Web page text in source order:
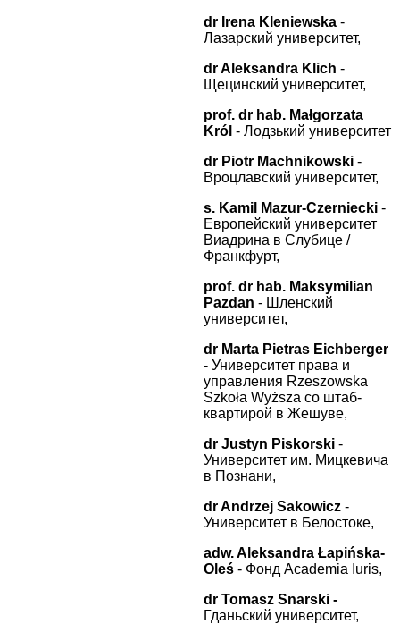
dr Irena Kleniewska -
Лазарский университет,
dr Aleksandra Klich -
Щецинский университет,
prof. dr hab. Małgorzata
Król - Лодзький университет
dr Piotr Machnikowski -
Вроцлавский университет,
s. Kamil Mazur-Czerniecki -
Европейский университет
Виадрина в Слубице /
Франкфурт,
prof. dr hab. Maksymilian
Pazdan - Шленский
университет,
dr Marta Pietras Eichberger
- Университет права и
управления Rzeszowska
Szkoła Wyższa со штаб-
квартирой в Жешуве,
dr Justyn Piskorski -
Университет им. Мицкевича
в Познани,
drAndrzej Sakowicz -
Университет в Белостоке,
adw. Aleksandra Łapińska-
Oleś - Фонд Academia Iuris,
dr Tomasz Snarski -
Гданьский университет,